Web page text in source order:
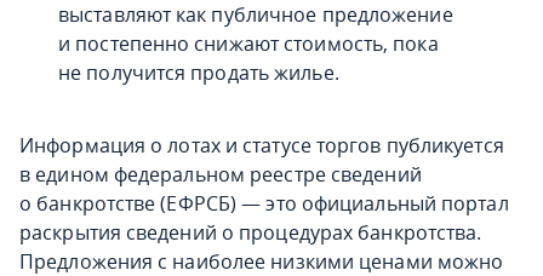
выставляют как публичное предложение
и постепенно снижают стоимость, пока
не получится продать жилье.
Информация о лотах и статусе торгов публикуется
в едином федеральном реестре сведений
о банкротстве (ЕФРСБ) — это официальный портал
раскрытия сведений о процедурах банкротства.
Предложения с наиболее низкими ценами можно